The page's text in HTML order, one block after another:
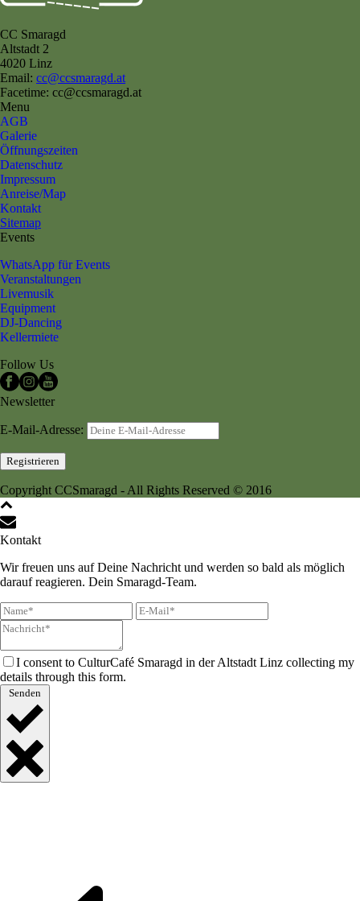
CC Smaragd
Altstadt 2
4020 Linz
Email: cc@ccsmaragd.at
Facetime: cc@ccsmaragd.at
Menu
AGB
Galerie
Öffnungszeiten
Datenschutz
Impressum
Anreise/Map
Kontakt
Sitemap
Events
WhatsApp für Events
Veranstaltungen
Livemusik
Equipment
DJ-Dancing
Kellermiete
Follow Us
Newsletter
E-Mail-Adresse:
Copyright CCSmaragd - All Rights Reserved © 2016
Kontakt
Wir freuen uns auf Deine Nachricht und werden so bald als möglich
darauf reagieren. Dein Smaragd-Team.
I consent to CulturCafé Smaragd in der Altstadt Linz collecting my
details through this form.
Senden